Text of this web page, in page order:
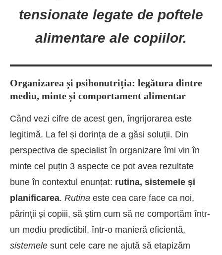
tensionate legate de poftele
alimentare ale copiilor.
Organizarea și psihonutriția: legătura dintre
mediu, minte și comportament alimentar
Când vezi cifre de acest gen, îngrijorarea este
legitimă. La fel și dorința de a găsi soluții. Din
perspectiva de specialist în organizare îmi vin în
minte cel puțin 3 aspecte ce pot avea rezultate
bune în contextul enunțat: rutina, sistemele și
planificarea. Rutina este cea care face ca noi,
părinții și copiii, să știm cum să ne comportăm într-
un mediu predictibil, într-o manieră eficientă,
sistemele sunt cele care ne ajută să etapizăm